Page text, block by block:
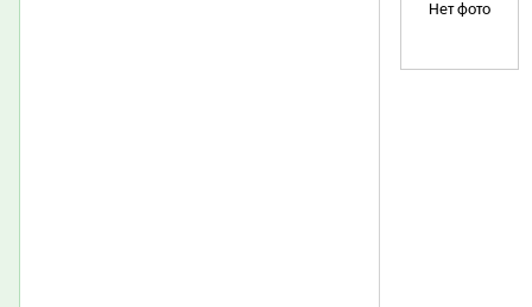
Нет фото